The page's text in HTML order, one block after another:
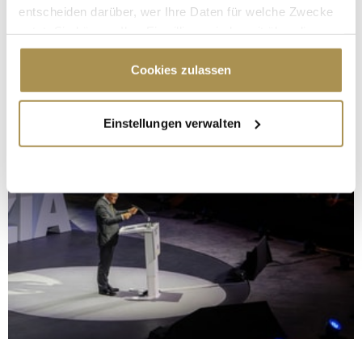
entscheiden darüber, wer Ihre Daten für welche Zwecke
Cookie-Erklärung oder durch Klicken auf das Privacy
Trigger Symbol ändern oder widerrufen
Informationen über Ihre geografische Lage
erfassen, welche bis auf einige Meter genau sein
bestimmten Merkmalen (Fingerprinting) identifizieren
Erfahren Sie mehr darüber, wie Ihre persönlichen Daten
verarbeitet werden, und legen Sie Ihre Präferenzen im
Abschnitt Einzelheiten
fest.
Wir verwenden Cookies, um Inhalte und Anzeigen zu
personalisieren, Funktionen für soziale Medien anbieten
Cookies zulassen
Einstellungen verwalten